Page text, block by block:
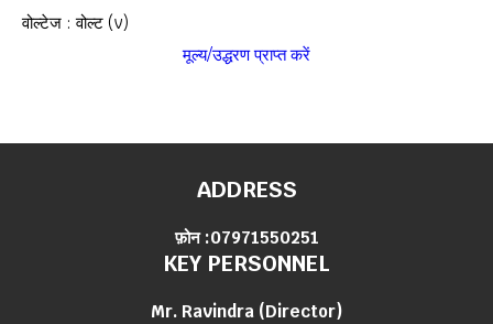
वोल्टेज : वोल्ट (v)
मूल्य/उद्धरण प्राप्त करें
ADDRESS
फ़ोन :07971550251
KEY PERSONNEL
Mr. Ravindra (Director)